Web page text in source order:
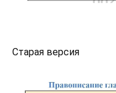
Старая версия